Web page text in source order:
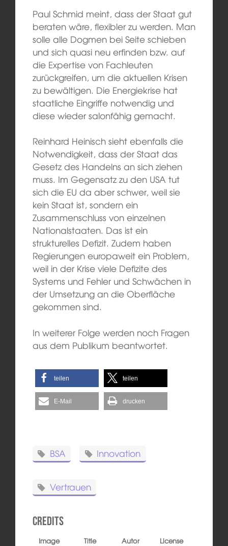
Paul Schmid meint, dass der Staat gut
beraten wäre, flexibler zu werden. Man
solle alle Dogmen bei Seite schieben
und sich quasi neu erfinden bzw. auf
die Expertise von Fachleuten
zurückgreifen, um die aktuellen Krisen
zu bewältigen. Die Energiekrise hat
staatliche Eingriffe notwendig und
diese wieder salonfähig gemacht.
Reinhard Heinisch sieht ebenfalls die
Notwendigkeit, dass der Staat das
Gesetz des Handelns an sich ziehen
muss. Im Gegensatz zu den USA tut
sich die EU da aber schwer, weil sie
kein Staat ist, sondern ein
Zusammenschluss von einzelnen
Nationalstaaten. Das ist ein
strukturelles Defizit. Zudem haben
Regierungen europaweit ein Problem,
weil in der Krise viele Defizite des
Systems und Fehler und Schwächen in
der Umsetzung an die Oberfläche
gekommen sind.
In weiterer Folge werden noch Fragen
aus dem Publikum beantwortet.
teilen teilen
E-Mail drucken
BSA Innovation
Vertrauen
Credits
Image Title Autor
License